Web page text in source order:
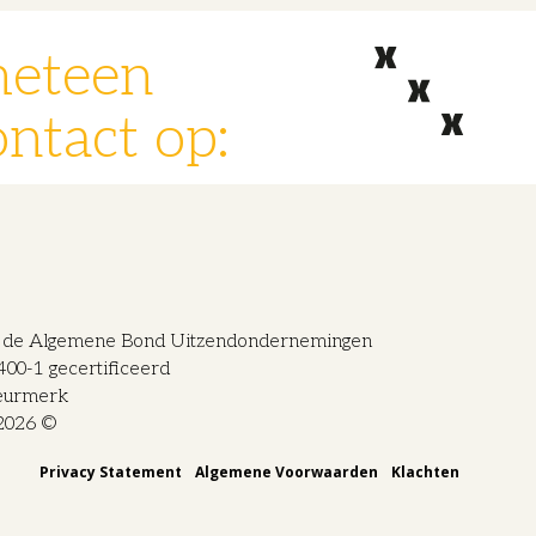
op:
Algemene Bond Uitzendondernemingen
1 gecertificeerd
©
Privacy Statement Algemene Voorwaarden Klachten